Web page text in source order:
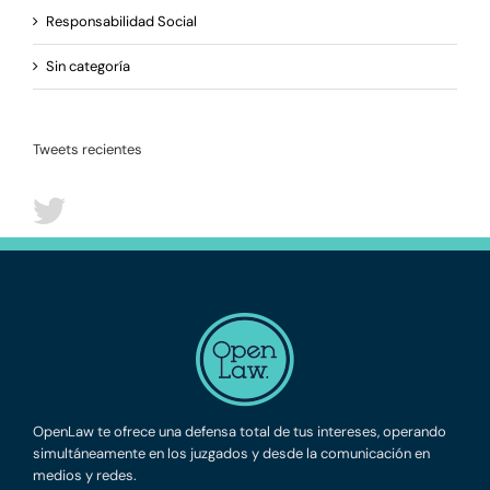
Responsabilidad Social
Sin categoría
Tweets recientes
OpenLaw te ofrece una defensa total de tus intereses, operando
simultáneamente en los juzgados y desde la comunicación en
medios y redes.